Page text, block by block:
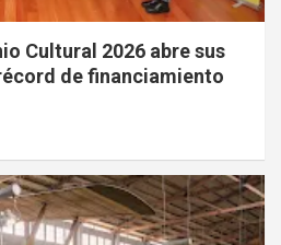
Cultural 2026 abre sus
de financiamiento